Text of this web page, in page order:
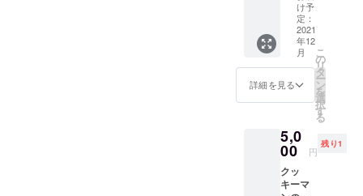
ザイン
となり
ます、
友人な
どに送
るのに
使って
ます。
洗濯ば
さみを
ぬいぐ
るみの
ように
覆い、
かわい
いイン
テリア
生まれ
変わり
まし
た。
け予
定：
2021
年12
月
詳細を見る
こ
の
リ
タ
ー
ン
を
選
択
す
る
5,0
00 円
残り1
クッ
キーマ